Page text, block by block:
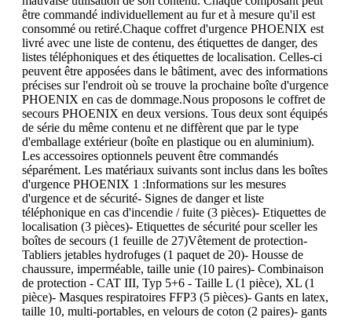
être commandé individuellement au fur et à mesure qu'il est
consommé ou retiré.Chaque coffret d'urgence PHOENIX est
livré avec une liste de contenu, des étiquettes de danger, des
listes téléphoniques et des étiquettes de localisation. Celles-ci
peuvent être apposées dans le bâtiment, avec des informations
précises sur l'endroit où se trouve la prochaine boîte d'urgence
PHOENIX en cas de dommage.Nous proposons le coffret de
secours PHOENIX en deux versions. Tous deux sont équipés
de série du même contenu et ne diffèrent que par le type
d'emballage extérieur (boîte en plastique ou en aluminium).
Les accessoires optionnels peuvent être commandés
séparément. Les matériaux suivants sont inclus dans les boîtes
d'urgence PHOENIX 1 :Informations sur les mesures
d'urgence et de sécurité- Signes de danger et liste
téléphonique en cas d'incendie / fuite (3 pièces)- Etiquettes de
localisation (3 pièces)- Etiquettes de sécurité pour sceller les
boîtes de secours (1 feuille de 27)Vêtement de protection-
Tabliers jetables hydrofuges (1 paquet de 20)- Housse de
chaussure, imperméable, taille unie (10 paires)- Combinaison
de protection - CAT III, Typ 5+6 - Taille L (1 pièce), XL (1
pièce)- Masques respiratoires FFP3 (5 pièces)- Gants en latex,
taille 10, multi-portables, en velours de coton (2 paires)- gants